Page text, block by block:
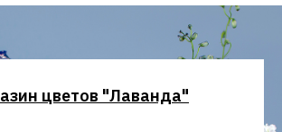
цветов "Лаванда"